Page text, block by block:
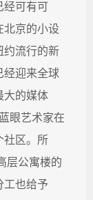
经可有可
北京的小设
约流行的新
经迎来全球
大的媒体
眼艺术家在
社区。所
层公寓楼的
工也给予